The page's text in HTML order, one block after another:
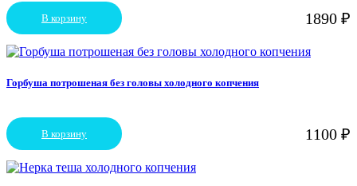
1890 ₽
В корзину
Горбуша потрошеная без головы холодного копчения
1100 ₽
В корзину